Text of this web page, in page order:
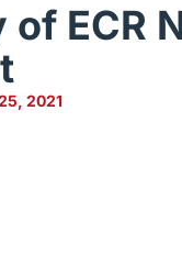
of ECR
2021